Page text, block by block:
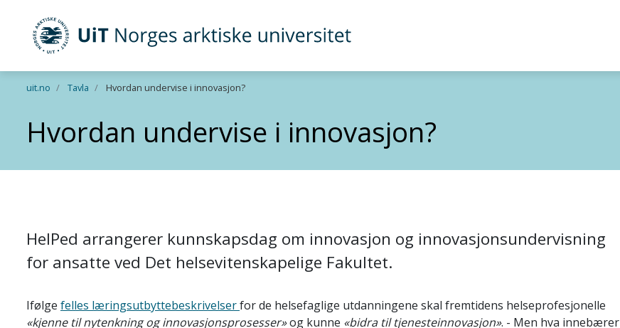
Gå til hovedinnhold
UiT Norges arktiske universitet
uit.no Tavla Hvordan undervise i innovasjon?
Hvordan undervise i innovasjon?
HelPed arrangerer kunnskapsdag om innovasjon og innovasjonsundervisning
for ansatte ved Det helsevitenskapelige Fakultet.
Ifølge felles læringsutbyttebeskrivelserfor de helsefaglige utdanningene skal fremtidens helseprofesjonelle
«kjenne til nytenkning og innovasjonsprosesser»og kunne «bidra til tjenesteinnovasjon». - Men hva innebærer